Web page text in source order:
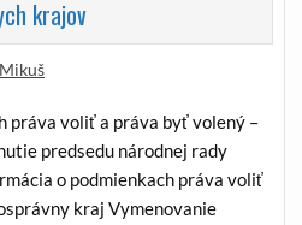
krajov
práva voliť a práva byť volený –
predsedu národnej rady
o podmienkach práva voliť
kraj Vymenovanie